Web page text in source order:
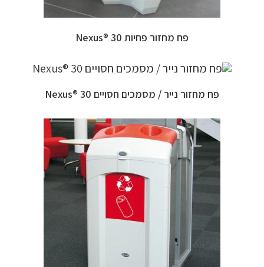
פח מחזור פחיות 30 ®Nexus
פח מחזור נייר / מסמכים חסויים 30 ®Nexus